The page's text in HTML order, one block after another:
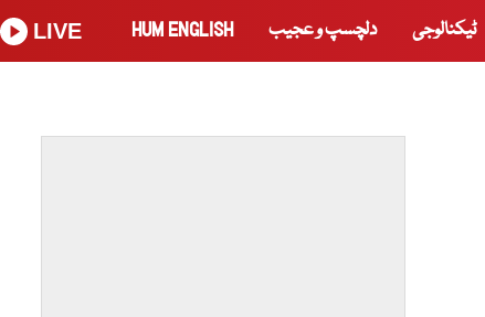
ٹیکنالوجی دلچسپ و عجیب HUM ENGLISH
LIVE